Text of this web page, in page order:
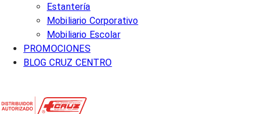
Estantería
Mobiliario Corporativo
Mobiliario Escolar
PROMOCIONES
BLOG CRUZ CENTRO